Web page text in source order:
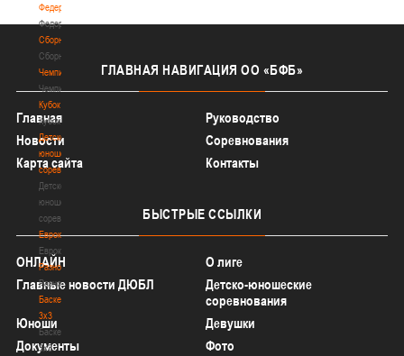
Федерация
Федерация
Сборные
Сборные
Чемпионат
Чемпионат
Кубок
Кубок
Детско-
юношеские
соревнования
Детско-
юношеские
соревнования
Еврокубки
Еврокубки
Разное
Разное
Баскетбол
3х3
Баскетбол
3х3
ГЛАВНАЯ НАВИГАЦИЯ ОО «БФБ»
Главная
Руководство
Новости
Соревнования
Карта сайта
Контакты
БЫСТРЫЕ ССЫЛКИ
ОНЛАЙН
О лиге
Главные новости ДЮБЛ
Детско-юношеские
соревнования
Юноши
Девушки
Документы
Фото